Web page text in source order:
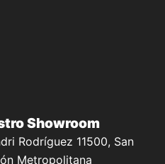
Showroom
Rodríguez 11500, San
Metropolitana